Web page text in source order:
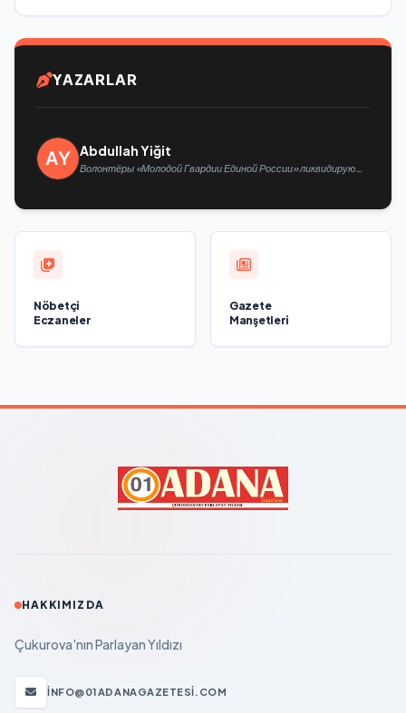
YAZARLAR
Abdullah Yiğit
Волонтёры «Молодой Гвардии Единой России» ликвидируют
Nöbetçi
Eczaneler
Gazete
Manşetleri
HAKKIMIZDA
Çukurova'nın Parlayan Yıldızı
INFO@01ADANAGAZETESI.COM